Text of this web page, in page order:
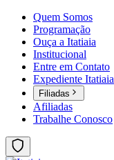
Quem Somos
Programação
Ouça a Itatiaia
Institucional
Entre em Contato
Expediente Itatiaia
Filiadas
Afiliadas
Trabalhe Conosco